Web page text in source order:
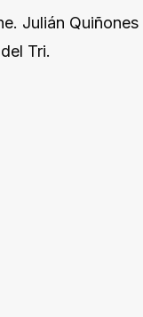
Julián Quiñones
Tri.